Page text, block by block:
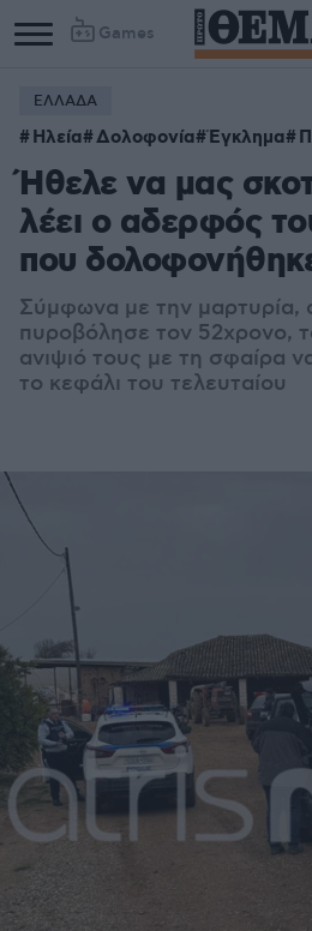
Games
ΕΛΛΑΔΑ
Ηλεία Δολοφονία Έγκλημα
Ήθελε να μας
λέει ο αδερφός
που
Σύμφωνα με την μαρτυρία,
πυροβόλησε τον 52χρονο,
ανιψιό τους με τη σφαίρα
το κεφάλι του τελευταίου